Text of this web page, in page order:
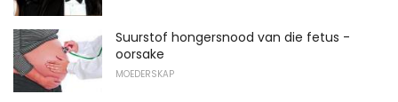
Suurstof hongersnood van die fetus -
oorsake
MOEDERSKAP